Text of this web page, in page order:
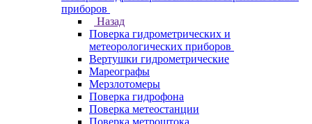
приборов
Назад
Поверка гидрометрических и
метеорологических приборов
Вертушки гидрометрические
Мареографы
Мерзлотомеры
Поверка гидрофона
Поверка метеостанции
Поверка метроштока